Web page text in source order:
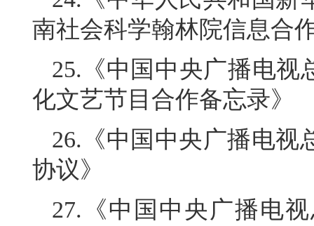
南社会科学翰林院信息合
25.《中国中央广播电视
化文艺节目合作备忘录》
26.《中国中央广播电视
协议》
27.《中国中央广播电